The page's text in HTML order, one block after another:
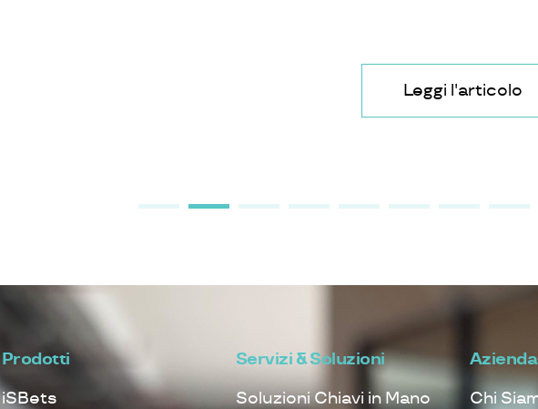
Leggi l'articolo
Prodotti
iSBets
Servizi & Soluzioni
Soluzioni Chiavi in Mano
Azienda
Chi